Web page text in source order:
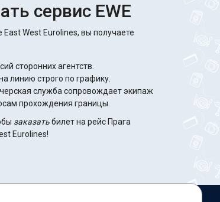
сервис EWE
West Eurolines, вы получаете
сторонних агентств.
линию строго по графику.
служба сопровождает экипаж
прохождения границы.
заказатьбилет на рейс Прага
Eurolines!